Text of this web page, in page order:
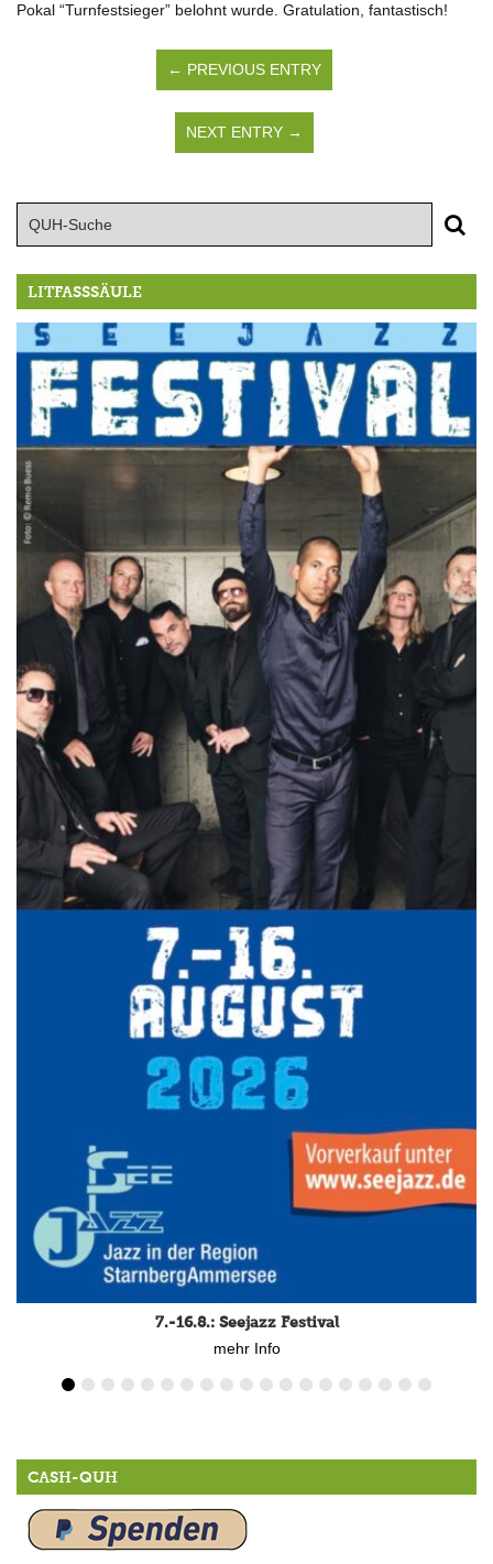
Pokal “Turnfestsieger” belohnt wurde. Gratulation, fantastisch!
← PREVIOUS ENTRY
NEXT ENTRY →
LITFASSSÄULE
7.-16.8.: Seejazz Festival
mehr Info
CASH-QUH